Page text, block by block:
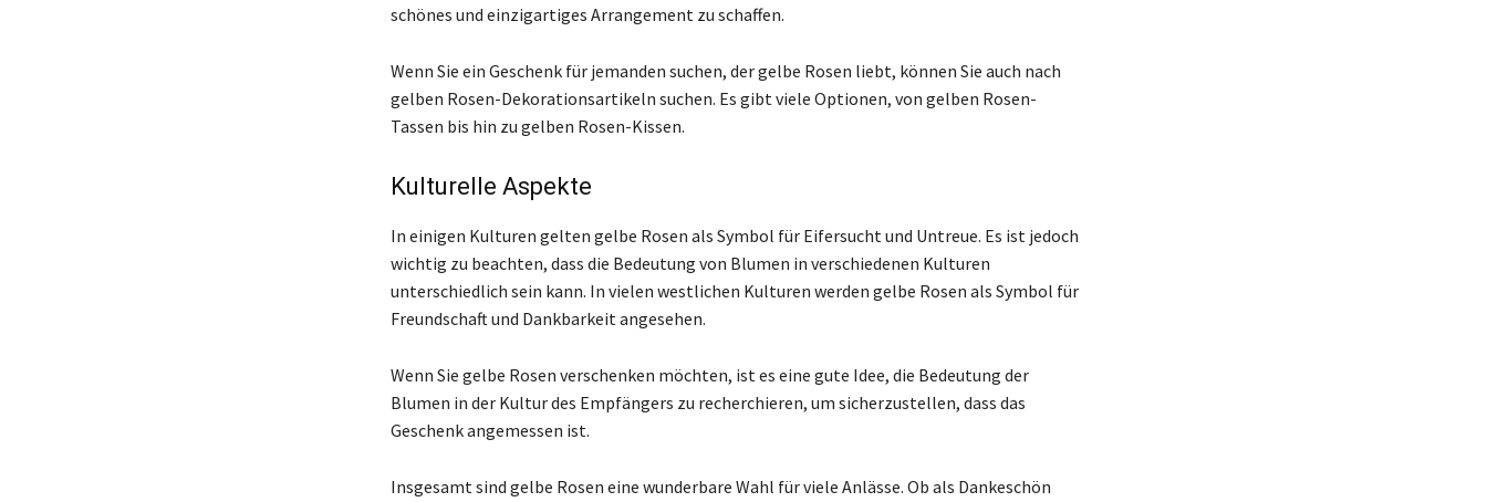
schönes und einzigartiges Arrangement zu schaffen.
Wenn Sie ein Geschenk für jemanden suchen, der gelbe Rosen liebt, können Sie auch nach
gelben Rosen-Dekorationsartikeln suchen. Es gibt viele Optionen, von gelben Rosen-
Tassen bis hin zu gelben Rosen-Kissen.
Kulturelle Aspekte
In einigen Kulturen gelten gelbe Rosen als Symbol für Eifersucht und Untreue. Es ist jedoch
wichtig zu beachten, dass die Bedeutung von Blumen in verschiedenen Kulturen
unterschiedlich sein kann. In vielen westlichen Kulturen werden gelbe Rosen als Symbol für
Freundschaft und Dankbarkeit angesehen.
Wenn Sie gelbe Rosen verschenken möchten, ist es eine gute Idee, die Bedeutung der
Blumen in der Kultur des Empfängers zu recherchieren, um sicherzustellen, dass das
Geschenk angemessen ist.
Insgesamt sind gelbe Rosen eine wunderbare Wahl für viele Anlässe. Ob als Dankeschön